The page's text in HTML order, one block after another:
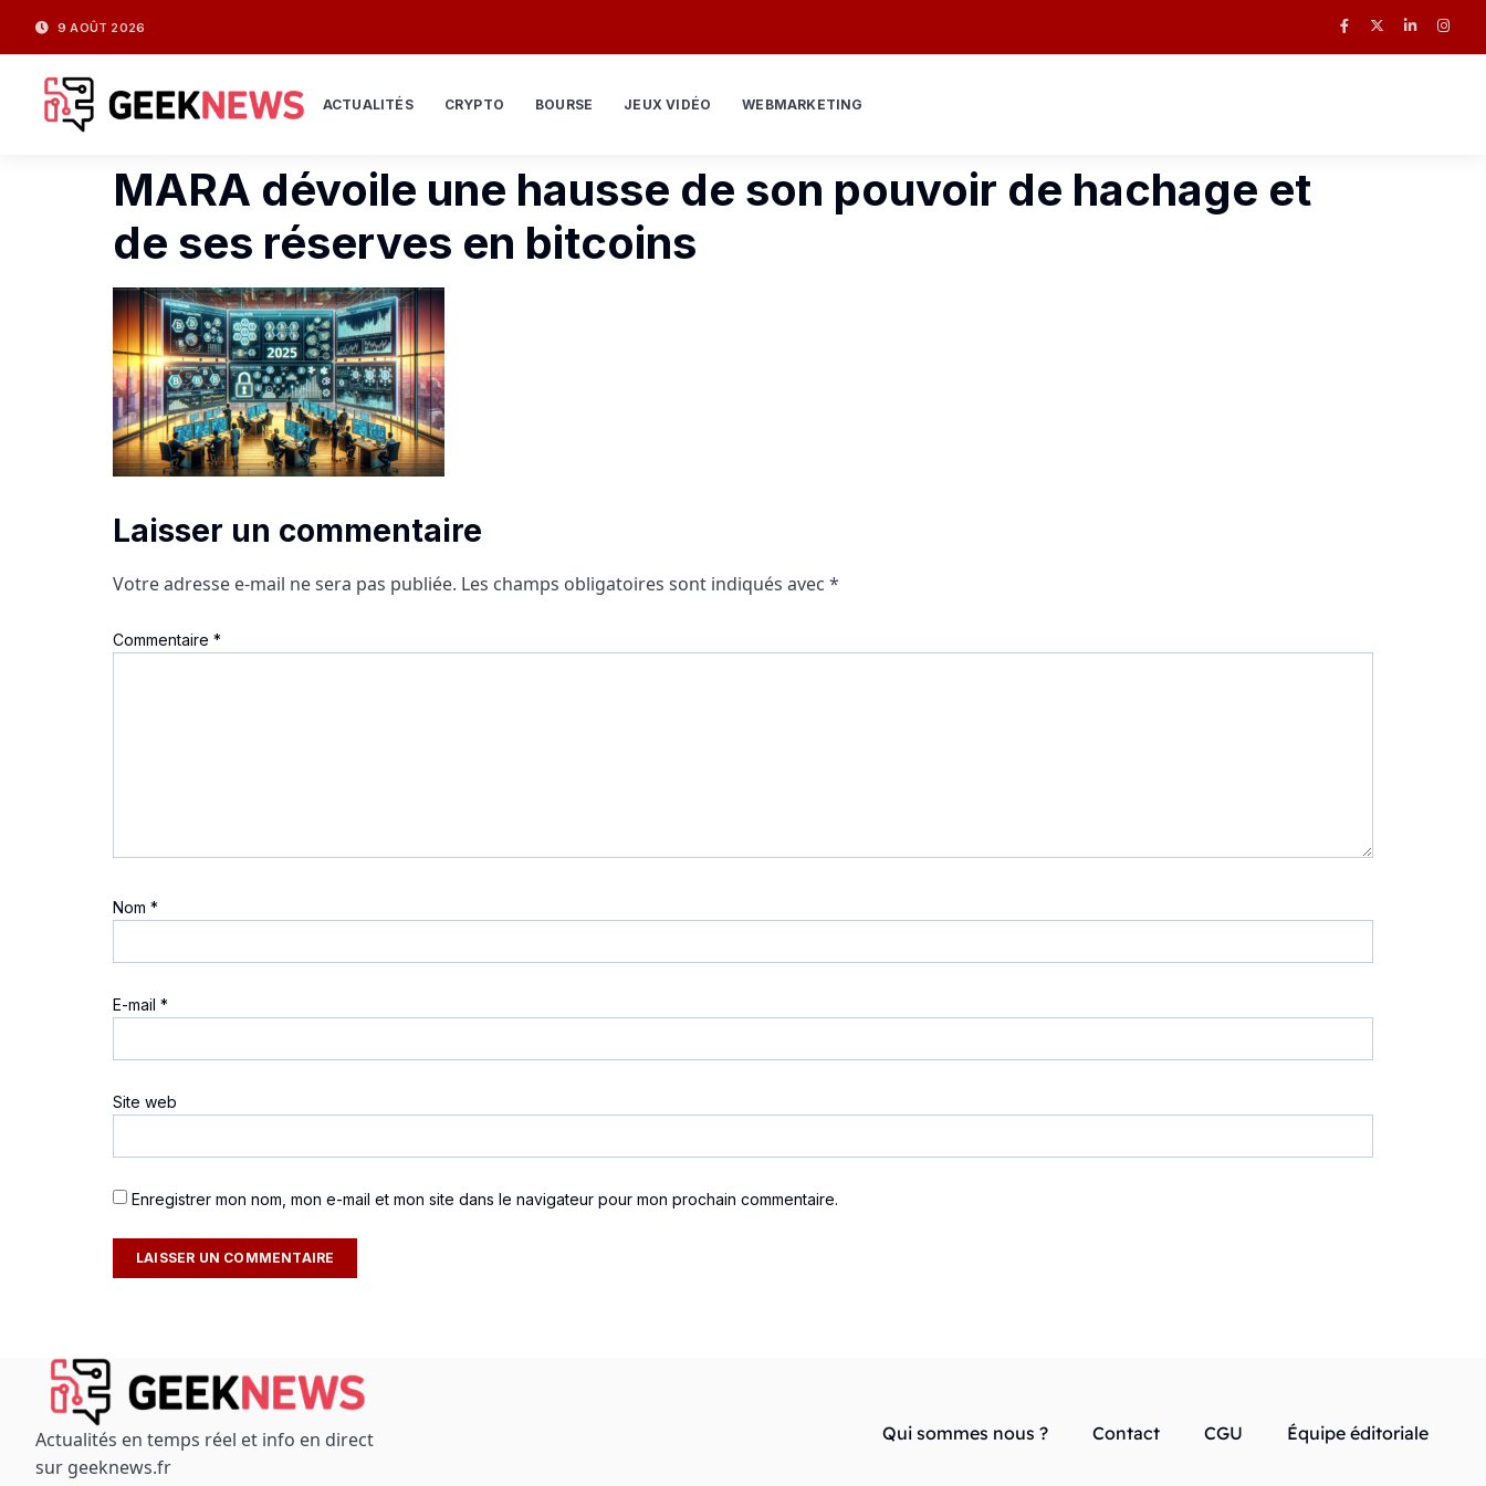
9 AOÛT 2026
ACTUALITÉS CRYPTO BOURSE JEUX VIDÉO WEBMARKETING
MARA dévoile une hausse de son pouvoir de hachage et
de ses réserves en bitcoins
Laisser un commentaire
Votre adresse e-mail ne sera pas publiée. Les champs obligatoires sont indiqués avec *
Commentaire *
Nom *
E-mail *
Site web
Enregistrer mon nom, mon e-mail et mon site dans le navigateur pour mon prochain commentaire.
Actualités en temps réel et info en direct
sur geeknews.fr
Qui sommes nous ? Contact CGU Équipe éditoriale